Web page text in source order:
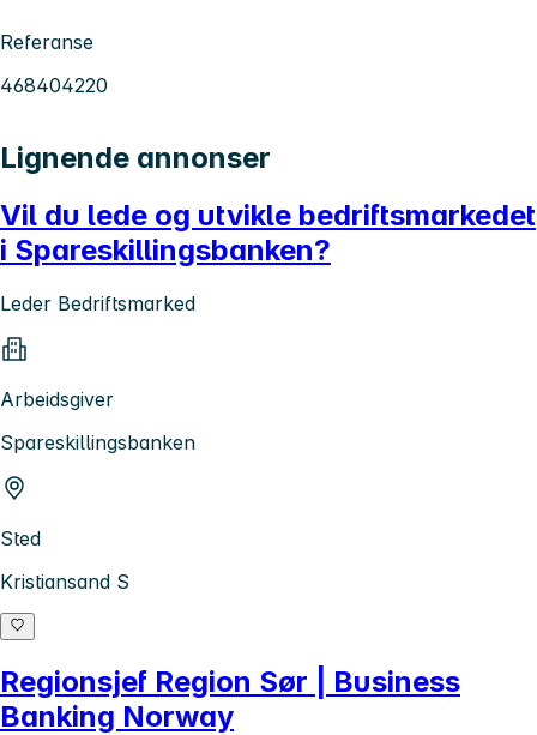
Referanse
468404220
Lignende annonser
Vil du lede og utvikle bedriftsmarkedet
i Spareskillingsbanken?
Leder Bedriftsmarked
Arbeidsgiver
Spareskillingsbanken
Sted
Kristiansand S
Regionsjef Region Sør | Business
Banking Norway